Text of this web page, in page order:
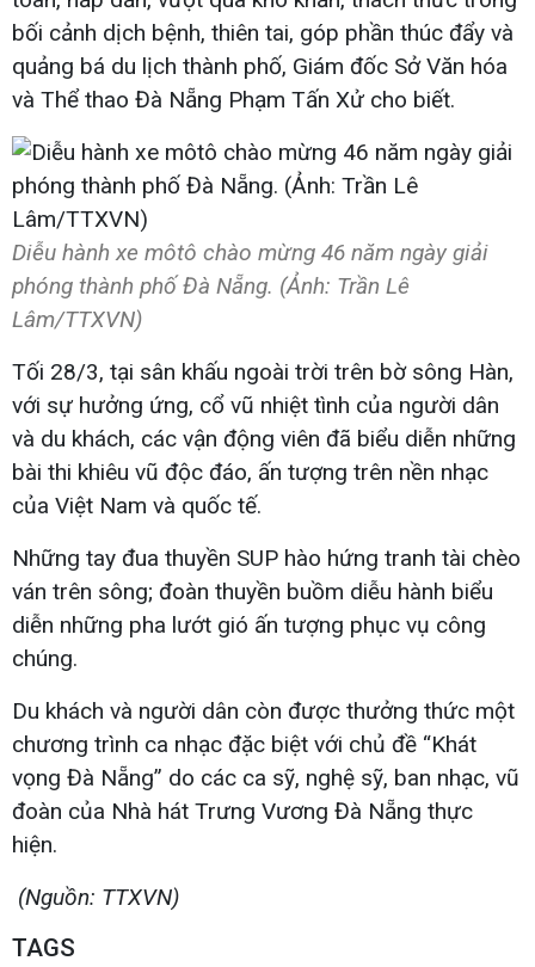
bối cảnh dịch bệnh, thiên tai, góp phần thúc đẩy và
quảng bá du lịch thành phố, Giám đốc Sở Văn hóa
và Thể thao Đà Nẵng Phạm Tấn Xử cho biết.
Diễu hành xe môtô chào mừng 46 năm ngày giải
phóng thành phố Đà Nẵng. (Ảnh: Trần Lê
Lâm/TTXVN)
Tối 28/3, tại sân khấu ngoài trời trên bờ sông Hàn,
với sự hưởng ứng, cổ vũ nhiệt tình của người dân
và du khách, các vận động viên đã biểu diễn những
bài thi khiêu vũ độc đáo, ấn tượng trên nền nhạc
của Việt Nam và quốc tế.
Những tay đua thuyền SUP hào hứng tranh tài chèo
ván trên sông; đoàn thuyền buồm diễu hành biểu
diễn những pha lướt gió ấn tượng phục vụ công
chúng.
Du khách và người dân còn được thưởng thức một
chương trình ca nhạc đặc biệt với chủ đề “Khát
vọng Đà Nẵng” do các ca sỹ, nghệ sỹ, ban nhạc, vũ
đoàn của Nhà hát Trưng Vương Đà Nẵng thực
hiện.
(Nguồn: TTXVN)
TAGS